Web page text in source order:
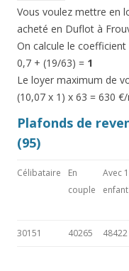
Vous voulez mettre en
acheté en Duflot à
On calcule le
0,7 + (19/63) = 1
Le loyer maximum de
(10,07 x 1) x 63 = 630
Plafonds de
(95)
Célibataire
En
couple
Avec 1
enfant
30151 40265 48422